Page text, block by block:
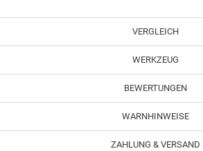
VERGLEICH
WERKZEUG
BEWERTUNGEN
WARNHINWEISE
ZAHLUNG & VERSAND